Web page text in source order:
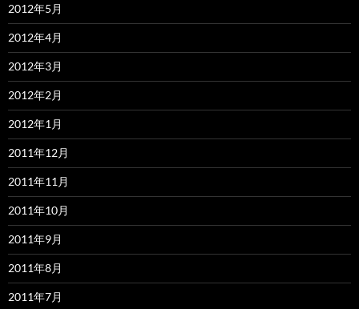
2012年5月
2012年4月
2012年3月
2012年2月
2012年1月
2011年12月
2011年11月
2011年10月
2011年9月
2011年8月
2011年7月